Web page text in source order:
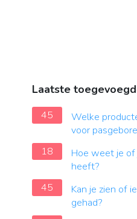
Laatste
45
Welke
voor
18
Hoe weet je
heeft?
45
Kan je zien of
gehad?